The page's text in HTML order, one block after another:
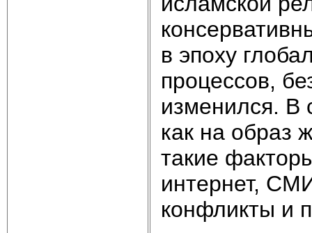
в эпоху
процессов,
изменился. В
как на образ
такие
интернет,
конфликты и